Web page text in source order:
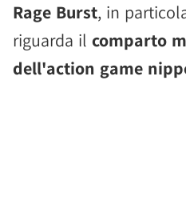
Rage Burst, in
riguarda il comparto
dell'action game